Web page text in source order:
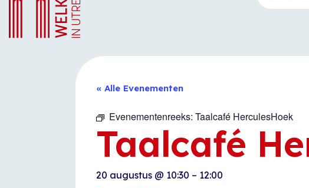
« Alle Evenementen
Evenementenreeks: Taalcafé HerculesHoek
Taalcafé
20 augustus @ 10:30 – 12:00